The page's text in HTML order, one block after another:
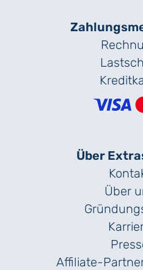
Über
Über
Affiliate-